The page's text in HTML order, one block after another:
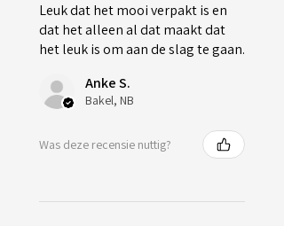
Leuk dat het mooi verpakt is en
dat het alleen al dat maakt dat
het leuk is om aan de slag te gaan.
Anke S.
Bakel, NB
Was deze recensie nuttig?